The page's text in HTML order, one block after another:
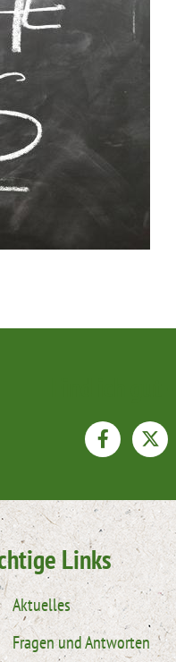
Links
Aktuelles
Fragen und Antworten